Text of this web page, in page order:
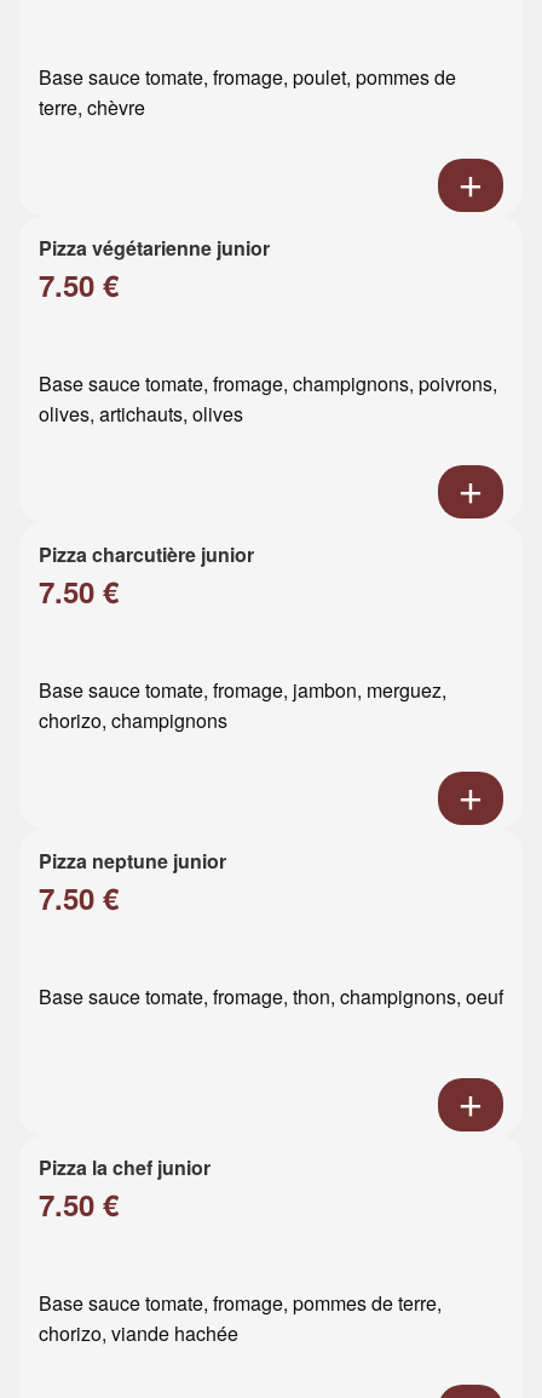
Base sauce tomate, fromage, poulet, pommes de
terre, chèvre
Pizza végétarienne junior
7.50 €
Base sauce tomate, fromage, champignons, poivrons,
olives, artichauts, olives
Pizza charcutière junior
7.50 €
Base sauce tomate, fromage, jambon, merguez,
chorizo, champignons
Pizza neptune junior
7.50 €
Base sauce tomate, fromage, thon, champignons, oeuf
Pizza la chef junior
7.50 €
Base sauce tomate, fromage, pommes de terre,
chorizo, viande hachée